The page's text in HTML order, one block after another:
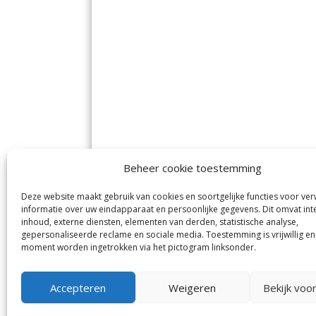
Beheer cookie toestemming
Deze website maakt gebruik van cookies en soortgelijke functies voor
informatie over uw eindapparaat en persoonlijke gegevens. Dit omvat
inhoud, externe diensten, elementen van derden, statistische analyse,
gepersonaliseerde reclame en sociale media. Toestemming is vrijwillig
moment worden ingetrokken via het pictogram linksonder.
Accepteren Weigeren Bekijk
De Nieuwe Meerbode
Visserstraat 10
1431 GJ Aalsmeer
0297-341900
info@meerbode.nl
en
De